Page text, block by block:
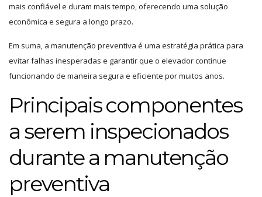
mais confiável e duram mais tempo, oferecendo uma solução
econômica e segura a longo prazo.
Em suma, a manutenção preventiva é uma estratégia prática para
evitar falhas inesperadas e garantir que o elevador continue
funcionando de maneira segura e eficiente por muitos anos.
Principais componentes
a serem inspecionados
durante a manutenção
preventiva